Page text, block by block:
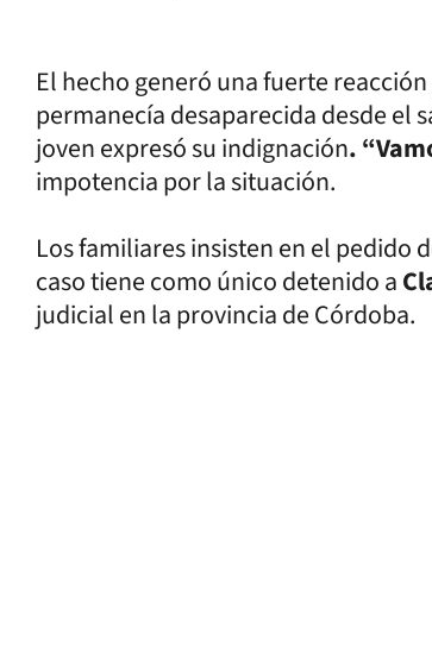
El hecho generó una fuerte
permanecía desaparecida desde el
joven expresó su indignación.
impotencia por la situación.
Los familiares insisten en el pedido
caso tiene como único detenido a
judicial en la provincia de Córdoba.